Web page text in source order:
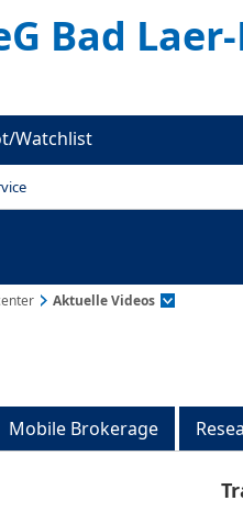
Bad
Watchlist
Aktuelle Videos
Mobile Brokerage